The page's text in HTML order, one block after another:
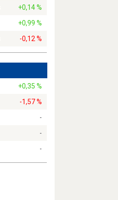
+0,14 %
+0,99 %
-0,12 %
+0,35 %
-1,57 %
-
-
-